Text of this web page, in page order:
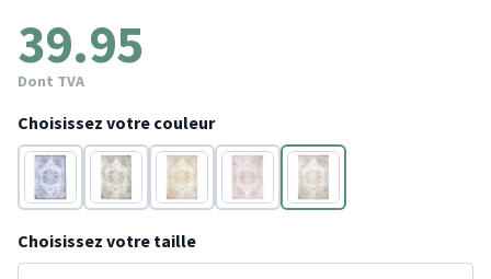
39.95
Dont TVA
Choisissez votre couleur
Bleu Gris Jaune Rose
Vert
Choisissez votre taille